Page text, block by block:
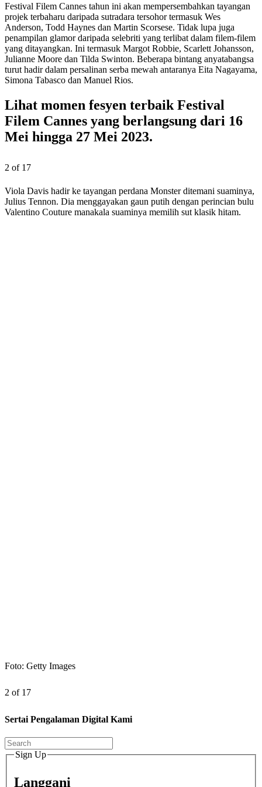
Festival Filem Cannes tahun ini akan mempersembahkan tayangan
projek terbaharu daripada sutradara tersohor termasuk Wes
Anderson, Todd Haynes dan Martin Scorsese. Tidak lupa juga
penampilan glamor daripada selebriti yang terlibat dalam filem-filem
yang ditayangkan. Ini termasuk Margot Robbie, Scarlett Johansson,
Julianne Moore dan Tilda Swinton. Beberapa bintang anyatabangsa
turut hadir dalam persalinan serba mewah antaranya Eita Nagayama,
Simona Tabasco dan Manuel Rios.
Lihat momen fesyen terbaik Festival
Filem Cannes yang berlangsung dari 16
Mei hingga 27 Mei 2023.
2 of 17
Viola Davis hadir ke tayangan perdana Monster ditemani suaminya,
Julius Tennon. Dia menggayakan gaun putih dengan perincian bulu
Valentino Couture manakala suaminya memilih sut klasik hitam.
Foto: Getty Images
2 of 17
Sertai Pengalaman Digital Kami
Sign Up
Langgani